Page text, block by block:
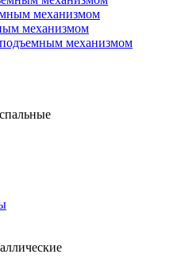
механизмом
механизмом
механизмом